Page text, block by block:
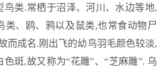
鸟类.常栖于沼泽、河川、水边等地,
类、鸥、鸦以及鼠类,也常食动物尸
而成名.刚出飞的幼鸟羽毛颜色较淡,
斑,故又称为“花雕”、“芝麻雕”. 乌